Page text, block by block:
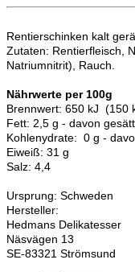
Rentierschinken kalt
Zutaten: Rentierfleisch,
Natriumnitrit), Rauch.
Nährwerte per 100g
Brennwert: 650 kJ (150
Fett: 2,5 g - davon
Kohlenydrate: 0 g -
Eiweiß: 31 g
Salz: 4,4
Ursprung: Schweden
Hersteller:
Hedmans Delikatesser
Näsvägen 13
SE-83321 Strömsund